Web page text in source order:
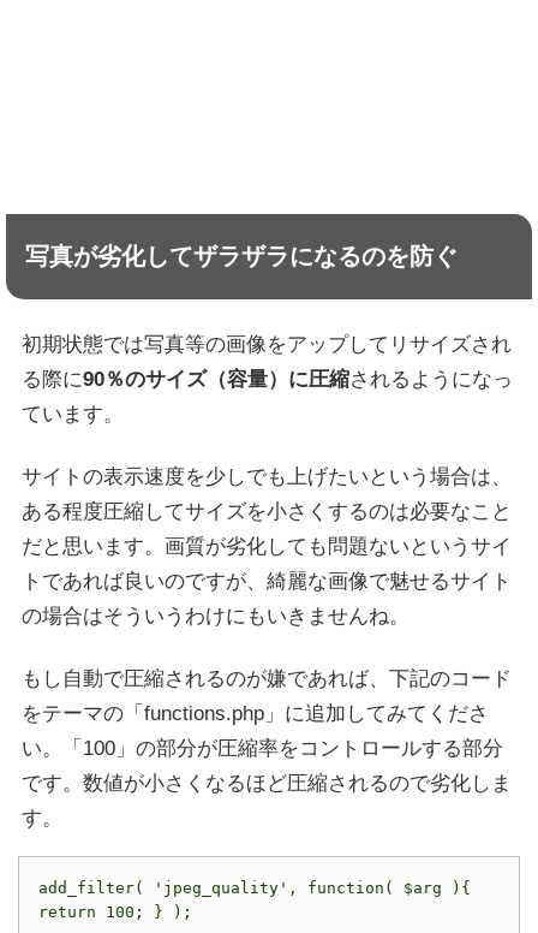
写真が劣化してザラザラになるのを防ぐ
初期状態では写真等の画像をアップしてリサイズされ
る際に90％のサイズ（容量）に圧縮されるようになっ
ています。
サイトの表示速度を少しでも上げたいという場合は、
ある程度圧縮してサイズを小さくするのは必要なこと
だと思います。画質が劣化しても問題ないというサイ
トであれば良いのですが、綺麗な画像で魅せるサイト
の場合はそういうわけにもいきませんね。
もし自動で圧縮されるのが嫌であれば、下記のコード
をテーマの「functions.php」に追加してみてくださ
い。「100」の部分が圧縮率をコントロールする部分
です。数値が小さくなるほど圧縮されるので劣化しま
す。
add_filter( 'jpeg_quality', function( $arg ){
return 100; } );